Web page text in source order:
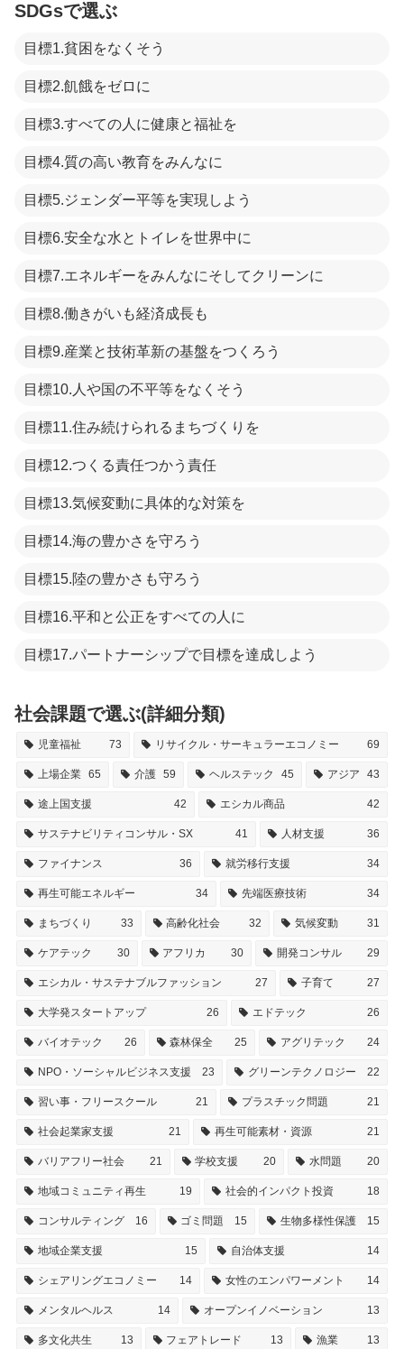
SDGsで選ぶ
目標1.貧困をなくそう
目標2.飢餓をゼロに
目標3.すべての人に健康と福祉を
目標4.質の高い教育をみんなに
目標5.ジェンダー平等を実現しよう
目標6.安全な水とトイレを世界中に
目標7.エネルギーをみんなにそしてクリーンに
目標8.働きがいも経済成長も
目標9.産業と技術革新の基盤をつくろう
目標10.人や国の不平等をなくそう
目標11.住み続けられるまちづくりを
目標12.つくる責任つかう責任
目標13.気候変動に具体的な対策を
目標14.海の豊かさを守ろう
目標15.陸の豊かさも守ろう
目標16.平和と公正をすべての人に
目標17.パートナーシップで目標を達成しよう
社会課題で選ぶ(詳細分類)
児童福祉 73 リサイクル・サーキュラーエコノミー 69
上場企業 65 介護 59 ヘルステック 45 アジア 43
途上国支援 42 エシカル商品 42
サステナビリティコンサル・SX 41 人材支援 36
ファイナンス 36 就労移行支援 34
再生可能エネルギー 34 先端医療技術 34
まちづくり 33 高齢化社会 32 気候変動 31
ケアテック 30 アフリカ 30 開発コンサル 29
エシカル・サステナブルファッション 27 子育て 27
大学発スタートアップ 26 エドテック 26
バイオテック 26 森林保全 25 アグリテック 24
NPO・ソーシャルビジネス支援 23 グリーンテクノロジー 22
習い事・フリースクール 21 プラスチック問題 21
社会起業家支援 21 再生可能素材・資源 21
バリアフリー社会 21 学校支援 20 水問題 20
地域コミュニティ再生 19 社会的インパクト投資 18
コンサルティング 16 ゴミ問題 15 生物多様性保護 15
地域企業支援 15 自治体支援 14
シェアリングエコノミー 14 女性のエンパワーメント 14
メンタルヘルス 14 オープンイノベーション 13
多文化共生 13 フェアトレード 13 漁業 13